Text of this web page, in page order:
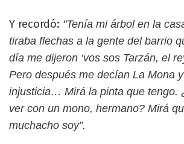
Y recordó: "Tenía mi árbol en la
tiraba flechas a la gente del barrio
día me dijeron ‘vos sos Tarzán, el
Pero después me decían La Mona
injusticia… Mirá la pinta que tengo.
ver con un mono, hermano? Mirá
muchacho soy”.